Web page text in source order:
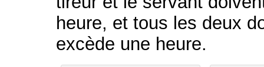
heure, et tous les deux
excède une heure.